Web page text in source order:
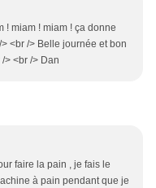
! miam ! miam ! ça donne
<br /> Belle journée et bon
> <br /> Dan
faire la pain , je fais le
à pain pendant que je